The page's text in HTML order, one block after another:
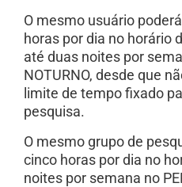
O mesmo usuário
horas por dia no horário
até duas noites por
NOTURNO, desde que
limite de tempo fixado
pesquisa.
O mesmo grupo de
cinco horas por dia no
noites por semana no